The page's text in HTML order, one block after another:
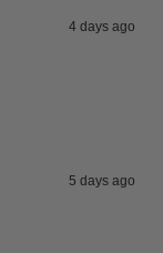
4 days ago
5 days ago